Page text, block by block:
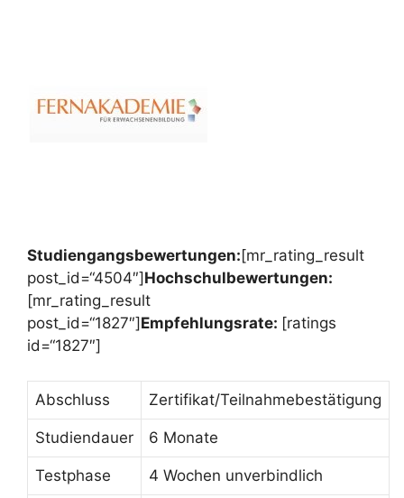
Studiengangsbewertungen: [mr_rating_result
post_id=“4504″] Hochschulbewertungen:
[mr_rating_result
post_id=“1827″] Empfehlungsrate: [ratings
id=“1827″]
Abschluss Zertifikat/Teilnahmebestätigung
Studiendauer 6 Monate
Testphase 4 Wochen unverbindlich